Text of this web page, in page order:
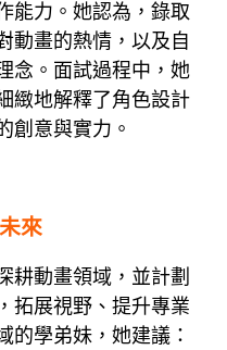
能力。她認為，錄取
動畫的熱情，以及自
念。面試過程中，她
緻地解釋了角色設計
創意與實力。
來
耕動畫領域，並計劃
拓展視野、提升專業
的學弟妹，她建議：